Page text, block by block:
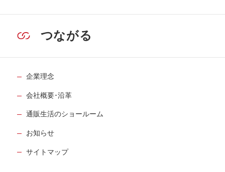
つながる
企業理念
会社概要･沿革
通販生活のショールーム
お知らせ
サイトマップ